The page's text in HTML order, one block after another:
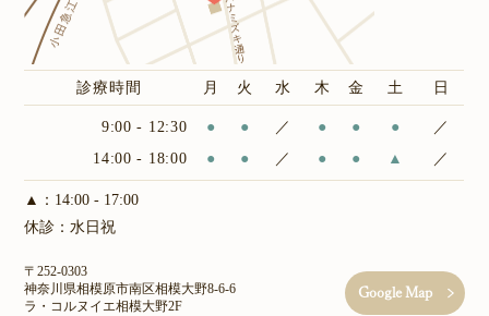
診療時間 月 火 水 木 金 土 日
9:00 - 12:30 ● ● ／ ● ● ●
／
14:00 - 18:00
● ● ／ ● ● ▲ ／
▲：14:00 - 17:00
休診：水日祝
〒252-0303
神奈川県相模原市南区相模大野8-6-6
ラ・コルヌイエ相模大野2F
Google Map